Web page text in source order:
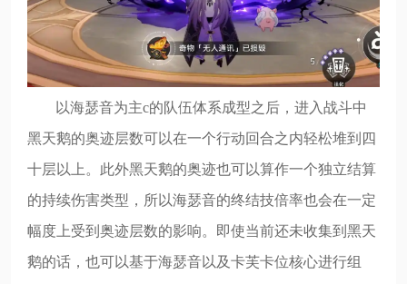
以海瑟音为主c的队伍体系成型之后，进入战斗中
黑天鹅的奥迹层数可以在一个行动回合之内轻松堆到四
十层以上。此外黑天鹅的奥迹也可以算作一个独立结算
的持续伤害类型，所以海瑟音的终结技倍率也会在一定
幅度上受到奥迹层数的影响。即使当前还未收集到黑天
鹅的话，也可以基于海瑟音以及卡芙卡位核心进行组